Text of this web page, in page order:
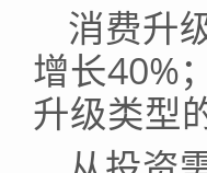
消费升
增长40%
升级类型